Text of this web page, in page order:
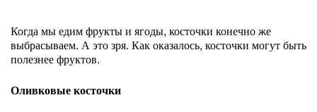
Когда мы едим фрукты и ягоды, косточки конечно же
выбрасываем. А это зря. Как оказалось, косточки могут быть
полезнее фруктов.
Оливковые косточки